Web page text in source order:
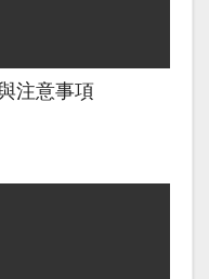
注意事項